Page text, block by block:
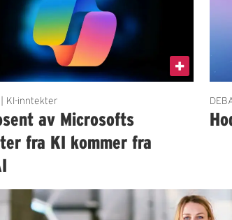
| KI-inntekter
av Microsofts
fra KI kommer fra